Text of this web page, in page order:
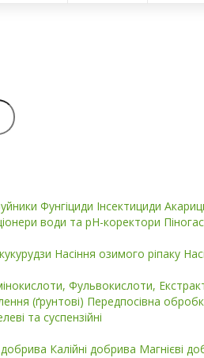
Фунгіциди Інсектициди
води та pH-коректори
Насіння озимого ріпаку
Фульвокислоти,
(ґрунтові) Передпосівна
та суспензійні
Калійні добрива Магнієві